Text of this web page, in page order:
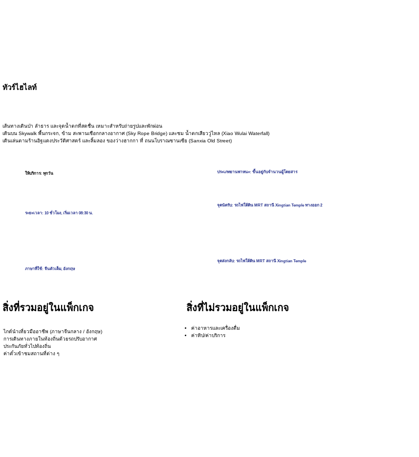
ทัวร์ไฮไลท์
เส้นทางเดินป่า ลำธาร และจุดน้ำตกที่สดชื่น เหมาะสำหรับถ่ายรูปและพักผ่อน
เดินบน Skywalk พื้นกระจก, ข้าม สะพานเชือกกลางอากาศ (Sky Rope Bridge) และชม น้ำตกเสียววู่ไหล (Xiao Wulai Waterfall)
เดินเล่นตามร้านอิฐแดงประวัติศาสตร์ และลิ้มลอง ของว่างฮากกา ที่ ถนนโบราณซานเซีย (Sanxia Old Street)
ให้บริการ: ทุกวัน ประเภทยานพาหนะ: ขึ้นอยู่กับจำนวนผู้โดยสาร
จุดนัดรับ: รถไฟใต้ดิน MRT สถานี Xingtian Temple ทางออก 2
ระยะเวลา: 10 ชั่วโมง, เริ่มเวลา 08:30 น.
จุดส่งกลับ: รถไฟใต้ดิน MRT สถานี Xingtian Temple
ภาษาที่ใช้: จีนตัวเต็ม, อังกฤษ
สิ่งที่รวมอยู่ในแพ็กเกจ
ไกด์นำเที่ยวมืออาชีพ (ภาษาจีนกลาง / อังกฤษ)
การเดินทางภายในท้องถิ่นด้วยรถปรับอากาศ
ประกันภัยทั่วไปท้องถิ่น
ค่าตั๋วเข้าชมสถานที่ต่าง ๆ
สิ่งที่ไม่รวมอยู่ในแพ็กเกจ
ค่าอาหารและเครื่องดื่ม
ค่าทิป/ค่าบริการ